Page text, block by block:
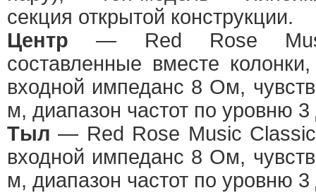
секция открытой конструкции.
Центр— Red Rose
составленные вместе
входной импеданс 8 Ом,
м, диапазон частот по уровню
Тыл — Red Rose Music
входной импеданс 8 Ом,
м, диапазон частот по уровню